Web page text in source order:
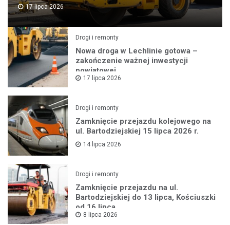
17 lipca 2026
Drogi i remonty
Nowa droga w Lechlinie gotowa –
zakończenie ważnej inwestycji
powiatowej
17 lipca 2026
Drogi i remonty
Zamknięcie przejazdu kolejowego na
ul. Bartodziejskiej 15 lipca 2026 r.
14 lipca 2026
Drogi i remonty
Zamknięcie przejazdu na ul.
Bartodziejskiej do 13 lipca, Kościuszki
od 16 lipca
8 lipca 2026